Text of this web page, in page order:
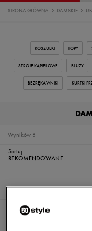
STRONA GŁÓWNA DAMSKIE
KOSZULKI TOPY
STROJE KĄPIELOWE BLUZY
BEZRĘKAWNIKI KURTKI
8
Wyników
Sortuj:
REKOMENDOWANE
Wybrane filtry: